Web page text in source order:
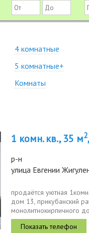
4 комнатные
5 комнатные+
Комнаты
1 комн. кв., 35 м2
р-н
улица Евгении
продаётся уютная
дом 13, прикубанский
монолитнокирпичного
2,75 метра, что...